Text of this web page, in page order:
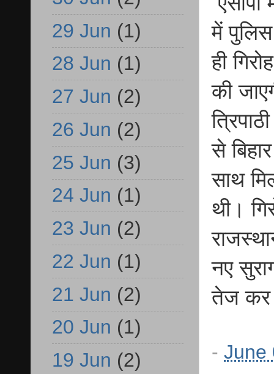
में
ही
की
से
साथ
थी।
नए
तेज कर
- June
29 Jun (1)
28 Jun (1)
27 Jun (2)
26 Jun (2)
25 Jun (3)
24 Jun (1)
23 Jun (2)
22 Jun (1)
21 Jun (2)
20 Jun (1)
19 Jun (2)